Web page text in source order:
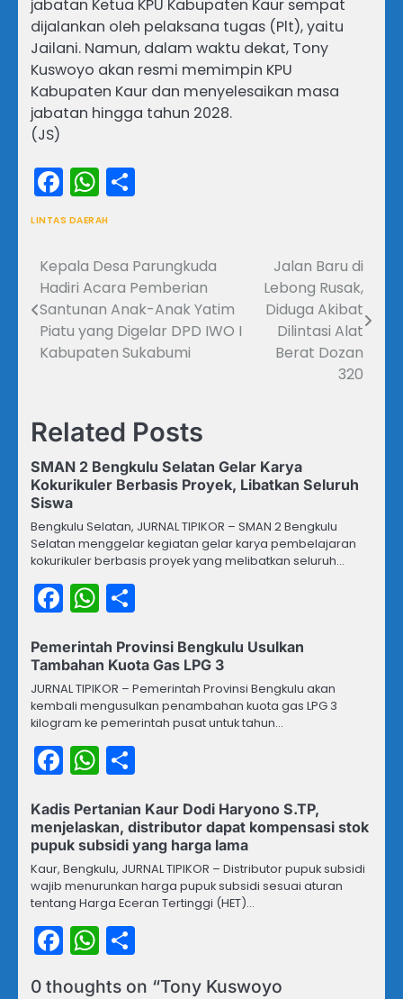
jabatan Ketua KPU Kabupaten Kaur sempat
dijalankan oleh pelaksana tugas (Plt), yaitu
Jailani. Namun, dalam waktu dekat, Tony
Kuswoyo akan resmi memimpin KPU
Kabupaten Kaur dan menyelesaikan masa
jabatan hingga tahun 2028.
(JS)
Facebook
WhatsApp
LINTAS DAERAH
Navigasi
pos
Kepala Desa Parungkuda
Hadiri Acara Pemberian
Santunan Anak-Anak Yatim
Piatu yang Digelar DPD IWO I
Kabupaten Sukabumi
Jalan Baru di
Lebong Rusak,
Diduga Akibat
Dilintasi Alat
Berat Dozan
320
Related Posts
SMAN 2 Bengkulu Selatan Gelar Karya
Kokurikuler Berbasis Proyek, Libatkan Seluruh
Siswa
Bengkulu Selatan, JURNAL TIPIKOR – SMAN 2 Bengkulu
Selatan menggelar kegiatan gelar karya pembelajaran
kokurikuler berbasis proyek yang melibatkan seluruh…
Facebook
WhatsApp
Pemerintah Provinsi Bengkulu Usulkan
Tambahan Kuota Gas LPG 3
JURNAL TIPIKOR – Pemerintah Provinsi Bengkulu akan
kembali mengusulkan penambahan kuota gas LPG 3
kilogram ke pemerintah pusat untuk tahun…
Facebook
WhatsApp
Kadis Pertanian Kaur Dodi Haryono S.TP,
menjelaskan, distributor dapat kompensasi stok
pupuk subsidi yang harga lama
Kaur, Bengkulu, JURNAL TIPIKOR – Distributor pupuk subsidi
wajib menurunkan harga pupuk subsidi sesuai aturan
tentang Harga Eceran Tertinggi (HET)…
Facebook
WhatsApp
0 thoughts on “Tony Kuswoyo